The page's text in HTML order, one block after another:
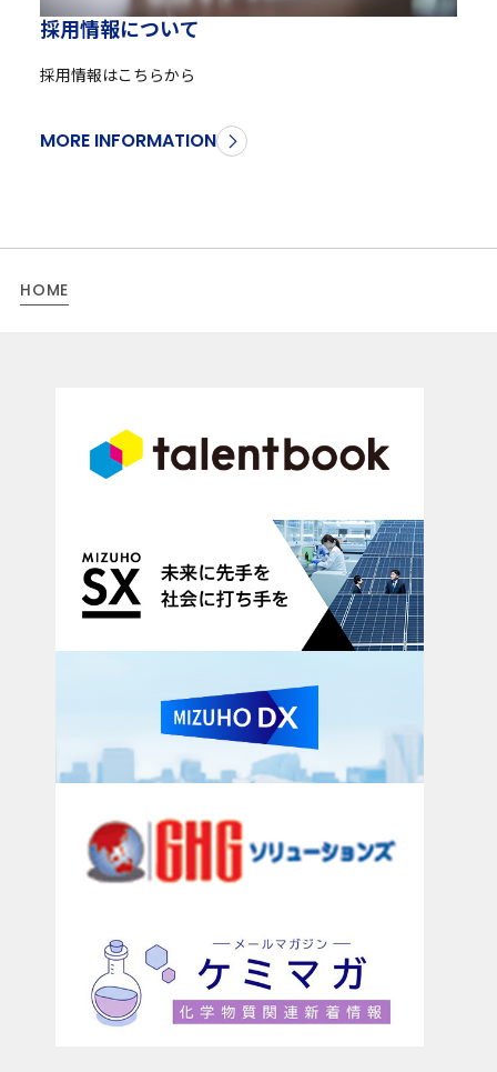
採用情報について
採用情報はこちらから
MORE INFORMATION
HOME